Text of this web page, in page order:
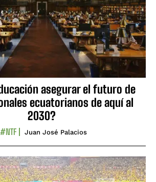
asegurar el futuro de
ecuatorianos de aquí al
2030?
#NTF Juan José Palacios